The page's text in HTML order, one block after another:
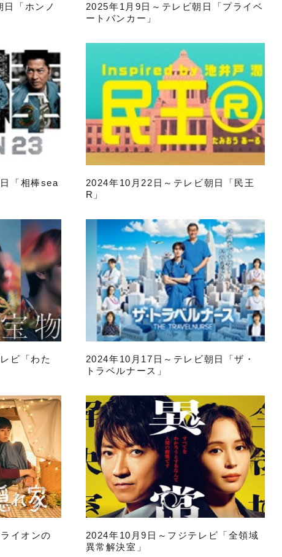
「ホンノ
2025年1月9日～テレビ朝日「プライベ
ートバンカー」
「相棒sea
2024年10月22日～テレビ朝日「民王
R」
ビ「わた
2024年10月17日～テレビ朝日「ザ・
トラベルナース」
イオンの
2024年10月9日～フジテレビ「全領域
異常解決室」